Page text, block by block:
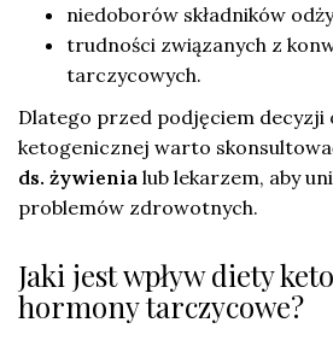
niedoborów składników
trudności związanych z
tarczycowych.
Dlatego przed podjęciem decyzji
ketogenicznej warto
ds. żywienia lub lekarzem, aby
problemów zdrowotnych.
Jaki jest wpływ diety
hormony tarczycowe?